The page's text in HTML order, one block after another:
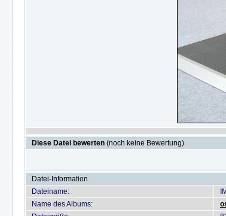
Diese Datei bewerten (noch keine Bewertung)
Datei-Information
Dateiname:
Name des Albums: